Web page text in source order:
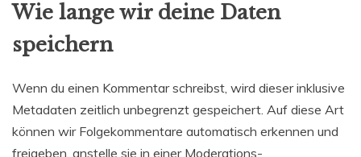
Wie lange wir deine Daten
speichern
Wenn du einen Kommentar schreibst, wird dieser inklusive
Metadaten zeitlich unbegrenzt gespeichert. Auf diese Art
können wir Folgekommentare automatisch erkennen und
freigeben, anstelle sie in einer Moderations-